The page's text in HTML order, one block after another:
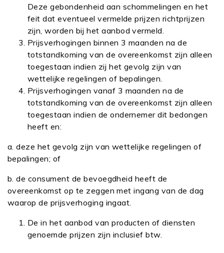
Deze gebondenheid aan schommelingen en het
feit dat eventueel vermelde prijzen richtprijzen
zijn, worden bij het aanbod vermeld.
Prijsverhogingen binnen 3 maanden na de
totstandkoming van de overeenkomst zijn alleen
toegestaan indien zij het gevolg zijn van
wettelijke regelingen of bepalingen.
Prijsverhogingen vanaf 3 maanden na de
totstandkoming van de overeenkomst zijn alleen
toegestaan indien de ondernemer dit bedongen
heeft en:
a. deze het gevolg zijn van wettelijke regelingen of
bepalingen; of
b. de consument de bevoegdheid heeft de
overeenkomst op te zeggen met ingang van de dag
waarop de prijsverhoging ingaat.
De in het aanbod van producten of diensten
genoemde prijzen zijn inclusief btw.